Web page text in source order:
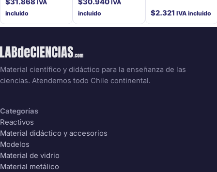
$31.868 IVA
incluido
$30.940 IVA
incluido
$2.321 IVA incluido
Material científico y didáctico para la enseñanza de las
ciencias. Atendemos todo Chile continental.
Categorías
Reactivos
Material didáctico y accesorios
Modelos
Material de vidrio
Material metálico